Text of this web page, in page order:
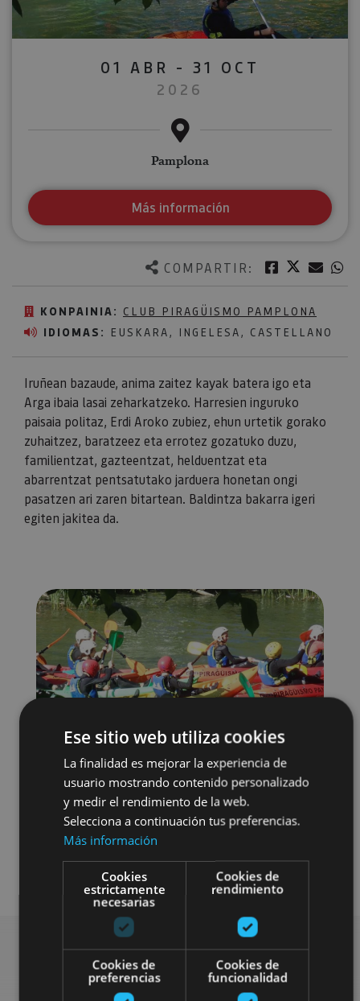
COMPARTIR: Facebook
Twitter
KONPAINIA: CLUB PIRAGÜISMO PAMPLONA
IDIOMAS: EUSKARA, INGELESA, CASTELLANO
Iruñean bazaude, anima zaitez kayak batera igo eta
Arga ibaia lasai zeharkatzeko. Harresien inguruko
paisaia politaz, Erdi Aroko zubiez, ehun urtetik gorako
zuhaitzez, baratzeez eta errotez gozatuko duzu,
familientzat, gazteentzat, helduentzat eta
abarrentzat pentsatutako jarduera honetan ongi
pasatzen ari zaren bitartean. Baldintza bakarra igeri
egiten jakitea da.
01 ABR - 31 OCT
2026
Pamplona
Más información
Ese sitio web utiliza cookies
La finalidad es mejorar la experiencia de
usuario mostrando contenido personalizado
y medir el rendimiento de la web.
Selecciona a continuación tus preferencias.
Más información
Cookies
estrictamente
necesarias
Cookies de
rendimiento
Cookies de
preferencias
Cookies de
funcionalidad